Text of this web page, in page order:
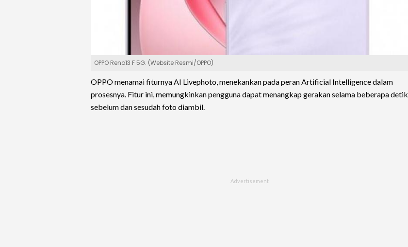
OPPO Reno13 F 5G. (Website Resmi/OPPO)
OPPO menamai fiturnya AI Livephoto, menekankan pada peran Artificial Intelligence dalam
prosesnya. Fitur ini, memungkinkan pengguna dapat menangkap gerakan selama beberapa detik
sebelum dan sesudah foto diambil.